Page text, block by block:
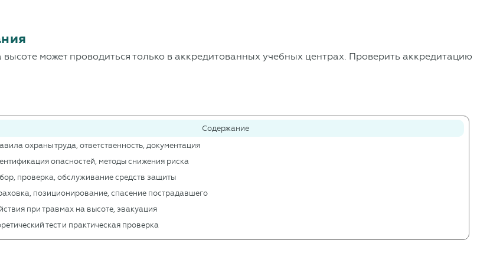
может проводиться только в аккредитованных учебных центрах. Проверить аккредитацию
Содержание
охраны труда, ответственность, документация
опасностей, методы снижения риска
проверка, обслуживание средств защиты
позиционирование, спасение пострадавшего
при травмах на высоте, эвакуация
тест и практическая проверка